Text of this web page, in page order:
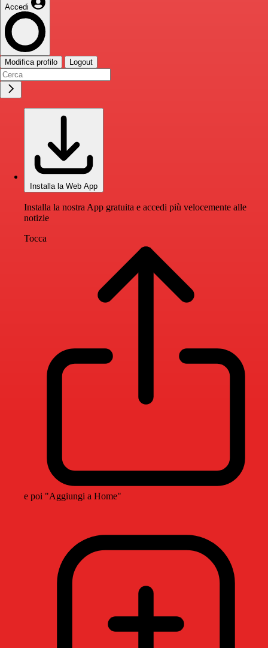
Accedi
Modifica profilo Logout
Installa la Web App
Installa la nostra App gratuita e accedi più velocemente alle
notizie
Tocca
e poi "Aggiungi a Home"